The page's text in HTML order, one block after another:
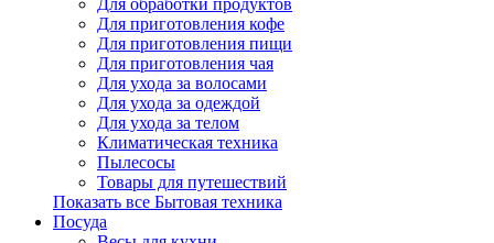
Для обработки продуктов
Для приготовления кофе
Для приготовления пищи
Для приготовления чая
Для ухода за волосами
Для ухода за одеждой
Для ухода за телом
Климатическая техника
Пылесосы
Товары для путешествий
Показать все Бытовая техника
Посуда